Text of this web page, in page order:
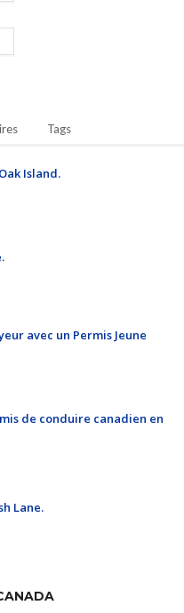
Tags
Island.
avec un Permis Jeune
de conduire canadien en
Lane.